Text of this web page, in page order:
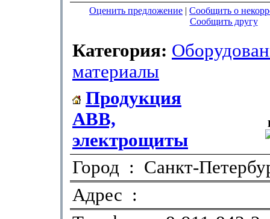
Оценить предложение | Сообщить о
Сообщить другу
Категория:
материалы
Продукция
ABB,
электрощиты
Город : Санкт-
Адрес :